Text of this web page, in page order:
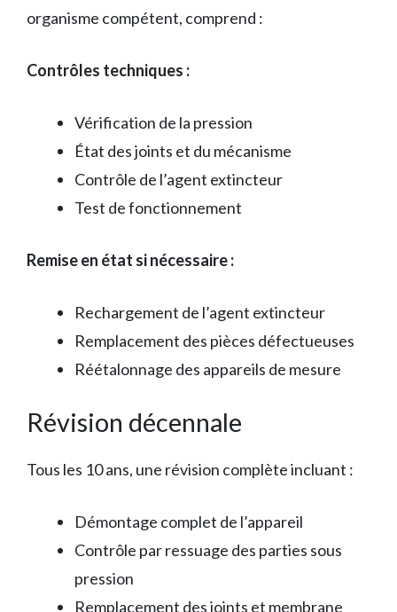
organisme compétent, comprend :
Contrôles techniques :
Vérification de la pression
État des joints et du mécanisme
Contrôle de l’agent extincteur
Test de fonctionnement
Remise en état si nécessaire :
Rechargement de l’agent extincteur
Remplacement des pièces défectueuses
Réétalonnage des appareils de mesure
Révision décennale
Tous les 10 ans, une révision complète incluant :
Démontage complet de l’appareil
Contrôle par ressuage des parties sous
pression
Remplacement des joints et membrane